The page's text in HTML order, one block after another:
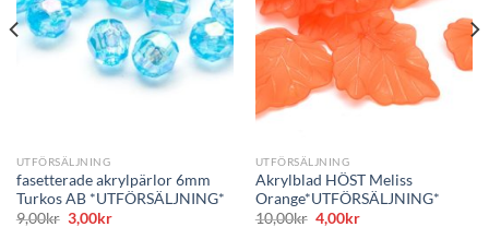
UTFÖRSÄLJNING
fasetterade akrylpärlor 6mm
Turkos AB *UTFÖRSÄLJNING*
9,00kr Det
ursprungliga
3,00krDet
UTFÖRSÄLJNING
Akrylblad HÖST Meliss
Orange*UTFÖRSÄLJNING*
10,00kr Det
ursprungliga
4,00krDet